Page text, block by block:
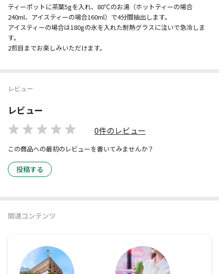
ティーポットに茶葉5gを入れ、80℃のお湯（ホットティーの場合
240ml、アイスティーの場合160ml）で4分間抽出します。
アイスティーの場合は180gの氷を入れた耐熱グラスに注いで急冷しま
す。
2煎目までお楽しみいただけます。
レビュー
レビュー
0件のレビュー
この商品への最初のレビューを書いてみませんか？
投稿する
関連コンテンツ